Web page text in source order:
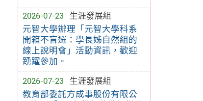
2026-07-23
生涯發展組
元智大學辦理「元智大學科系
開箱不盲選：學長姊自然組的
線上說明會」活動資訊，歡迎
踴躍參加。
2026-07-23
生涯發展組
教育部委託方成事股份有限公